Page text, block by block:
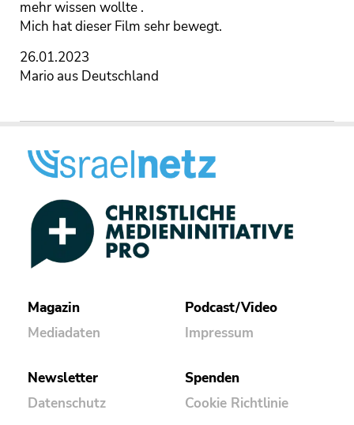
mehr wissen wollte .
Mich hat dieser Film sehr bewegt.
26.01.2023
Mario aus Deutschland
Magazin
Mediadaten
Podcast/Video
Impressum
Newsletter
Datenschutz
Spenden
Cookie Richtlinie